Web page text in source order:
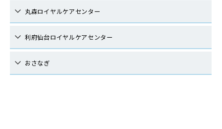
丸森ロイヤルケアセンター
利府仙台ロイヤルケアセンター
おさなぎ